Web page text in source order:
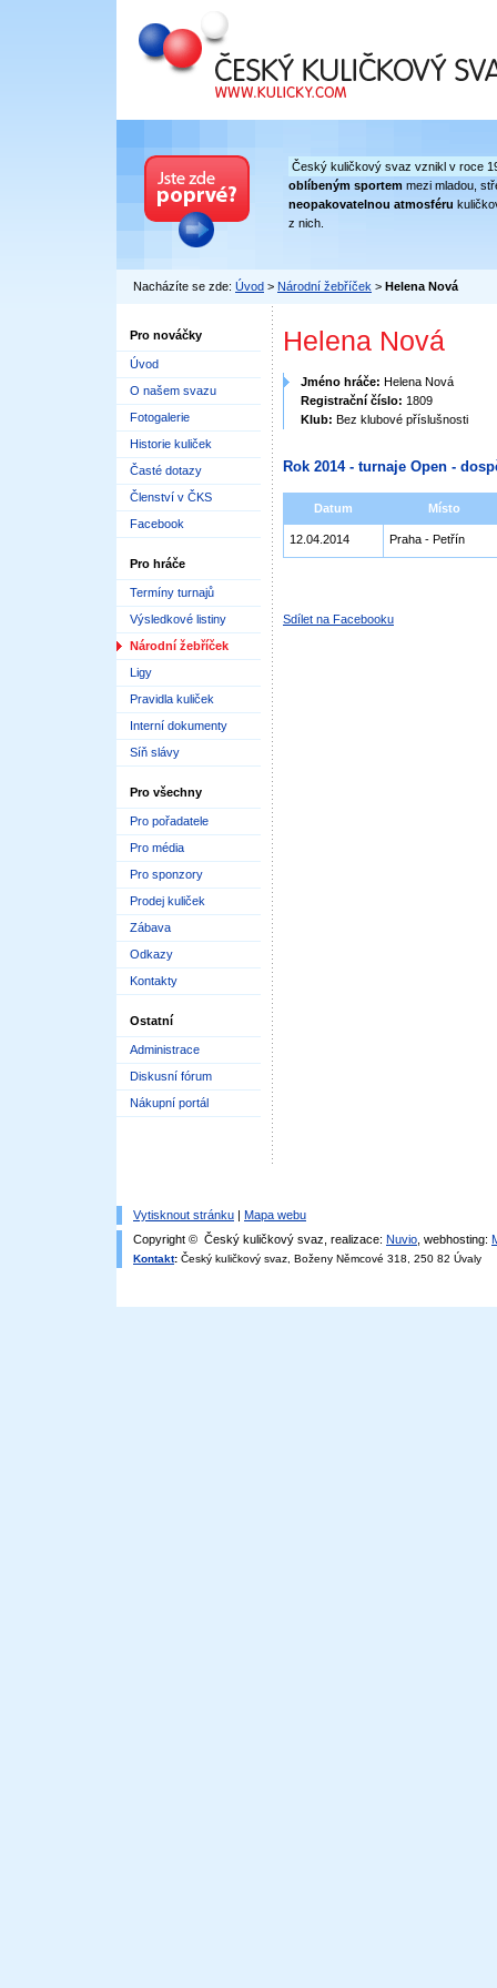
Český kuličkový svaz
Český kuličkový svaz vznikl v roce
oblíbeným sportem mezi mladou,
neopakovatelnou atmosféru
z nich.
Nacházíte se zde: Úvod > Národní žebříček > Helena Nová
Pro nováčky
Úvod
O našem svazu
Fotogalerie
Historie kuliček
Časté dotazy
Členství v ČKS
Facebook
Pro hráče
Termíny turnajů
Výsledkové listiny
Národní žebříček
Ligy
Pravidla kuliček
Interní dokumenty
Síň slávy
Pro všechny
Pro pořadatele
Pro média
Pro sponzory
Prodej kuliček
Zábava
Odkazy
Kontakty
Ostatní
Administrace
Diskusní fórum
Nákupní portál
Helena Nová
Jméno hráče: Helena Nová
Registrační číslo: 1809
Klub: Bez klubové příslušnosti
Rok 2014 - turnaje Open -
Datum Místo
12.04.2014 Praha - Petřín
Sdílet na Facebooku
Vytisknout stránku | Mapa webu
Copyright © Český kuličkový svaz, realizace: Nuvio , webhosting:
Kontakt: Český kuličkový svaz, Boženy Němcové 318, 250 82 Úvaly